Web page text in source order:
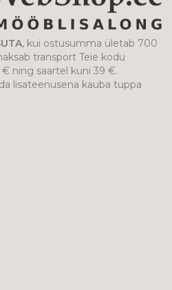
, kui ostusumma ületab 700
transport Teie kodu
ning saartel kuni 39 €.
lisateenusena kauba tuppa